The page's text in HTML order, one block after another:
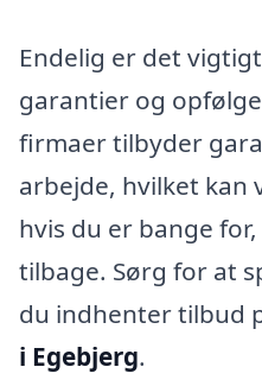
Endelig er det
garantier og
firmaer tilbyder
arbejde, hvilket
hvis du er bange
tilbage. Sørg for at
du indhenter tilbud
i Egebjerg.